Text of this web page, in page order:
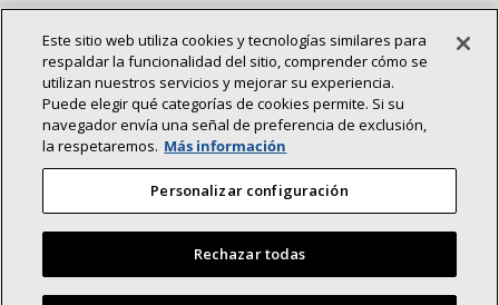
Sala de prensa
Conéctese con nosotros:
©2026 Lennox International Inc.
Declaración de accesibilidad
Privacidad
Este sitio web utiliza cookies y tecnologías similares para
respaldar la funcionalidad del sitio, comprender cómo se
utilizan nuestros servicios y mejorar su experiencia.
Puede elegir qué categorías de cookies permite. Si su
navegador envía una señal de preferencia de exclusión,
la respetaremos. Más información
Personalizar configuración
Rechazar todas